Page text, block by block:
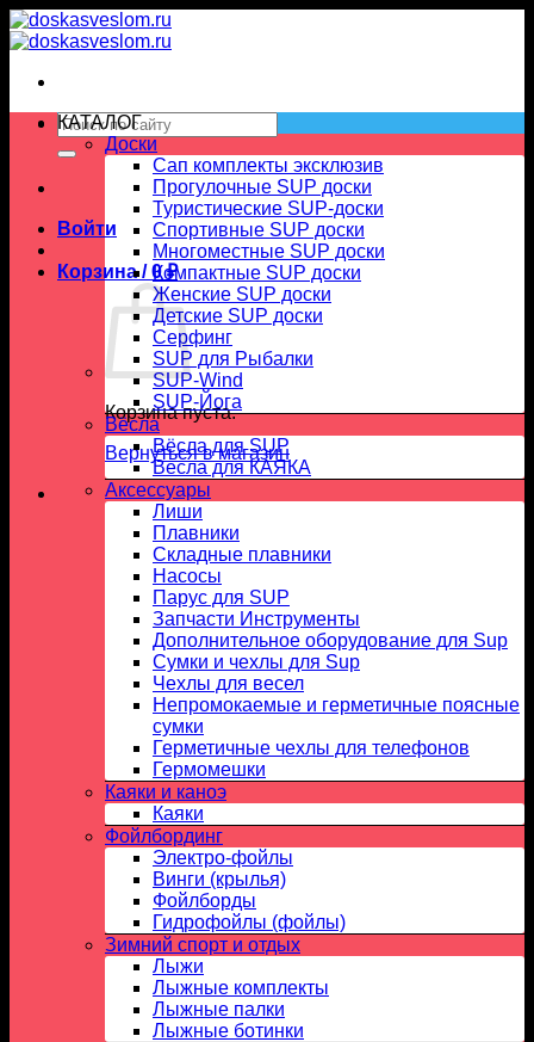
Skip
to
Искать:
Войти
Корзина /0₽
Корзина пуста.
Вернуться в магазин
КАТАЛОГ
Доски
Сап комплекты эксклюзив
Прогулочные SUP доски
Туристические SUP-доски
Спортивные SUP доски
Многоместные SUP доски
Компактные SUP доски
Женские SUP доски
Детские SUP доски
Серфинг
SUP для Рыбалки
SUP-Wind
SUP-Йога
Вёсла
Вёсла для SUP
Весла для КАЯКА
Аксессуары
Лиши
Плавники
Складные плавники
Насосы
Парус для SUP
Запчасти Инструменты
Дополнительное оборудование для Sup
Сумки и чехлы для Sup
Чехлы для весел
Непромокаемые и герметичные поясные
сумки
Герметичные чехлы для телефонов
Гермомешки
Каяки и каноэ
Каяки
Фойлбординг
Электро-фойлы
Винги (крылья)
Фойлборды
Гидрофойлы (фойлы)
Зимний спорт и отдых
Лыжи
Лыжные комплекты
Лыжные палки
Лыжные ботинки